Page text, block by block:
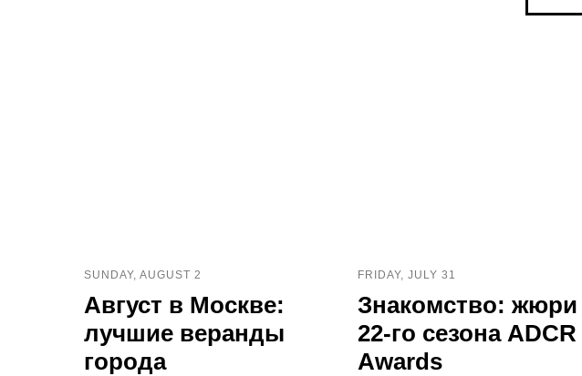
SUNDAY, AUGUST 2
Август в Москве:
лучшие веранды
города
FRIDAY, JULY 31
Знакомство: жюри
22-го сезона ADCR
Awards